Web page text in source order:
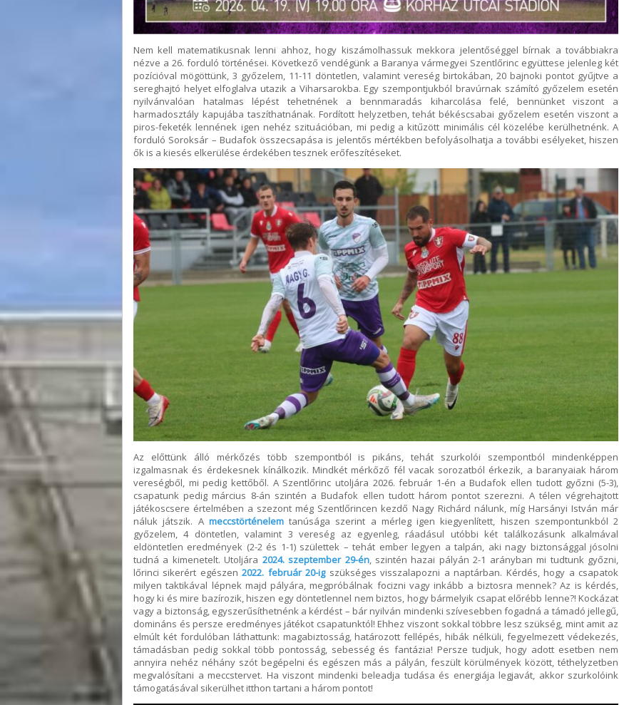
Nem kell matematikusnak lenni ahhoz, hogy kiszámolhassuk mekkora jelentőséggel bírnak a továbbiakra
nézve a 26. forduló történései. Következő vendégünk a Baranya vármegyei Szentlőrinc együttese jelenleg két
pozícióval mögöttünk, 3 győzelem, 11-11 döntetlen, valamint vereség birtokában, 20 bajnoki pontot gyűjtve a
sereghajtó helyet elfoglalva utazik a Viharsarokba. Egy szempontjukból bravúrnak számító győzelem esetén
nyilvánvalóan hatalmas lépést tehetnének a bennmaradás kiharcolása felé, bennünket viszont a
harmadosztály kapujába taszíthatnának. Fordított helyzetben, tehát békéscsabai győzelem esetén viszont a
piros-feketék lennének igen nehéz szituációban, mi pedig a kitűzött minimális cél közelébe kerülhetnénk. A
forduló Soroksár – Budafok összecsapása is jelentős mértékben befolyásolhatja a további esélyeket, hiszen
ők is a kiesés elkerülése érdekében tesznek erőfeszítéseket.
Az előttünk álló mérkőzés több szempontból is pikáns, tehát szurkolói szempontból mindenképpen
izgalmasnak és érdekesnek kínálkozik. Mindkét mérkőző fél vacak sorozatból érkezik, a baranyaiak három
vereségből, mi pedig kettőből. A Szentlőrinc utoljára 2026. február 1-én a Budafok ellen tudott győzni (5-3),
csapatunk pedig március 8-án szintén a Budafok ellen tudott három pontot szerezni. A télen végrehajtott
játékoscsere értelmében a szezont még Szentlőrincen kezdő Nagy Richárd nálunk, míg Harsányi István már
náluk játszik. A meccstörténelemtanúsága szerint a mérleg igen kiegyenlített, hiszen szempontunkból 2
győzelem, 4 döntetlen, valamint 3 vereség az egyenleg, ráadásul utóbbi két találkozásunk alkalmával
eldöntetlen eredmények (2-2 és 1-1) születtek – tehát ember legyen a talpán, aki nagy biztonsággal jósolni
tudná a kimenetelt. Utoljára 2024. szeptember 29-én, szintén hazai pályán 2-1 arányban mi tudtunk győzni,
lőrinci sikerért egészen2022. február 20-igszükséges visszalapozni a naptárban. Kérdés, hogy a csapatok
milyen taktikával lépnek majd pályára, megpróbálnak focizni vagy inkább a biztosra mennek? Az is kérdés,
hogy ki és mire bazírozik, hiszen egy döntetlennel nem biztos, hogy bármelyik csapat előrébb lenne?! Kockázat
vagy a biztonság, egyszerűsíthetnénk a kérdést – bár nyilván mindenki szívesebben fogadná a támadó jellegű,
domináns és persze eredményes játékot csapatunktól! Ehhez viszont sokkal többre lesz szükség, mint amit az
elmúlt két fordulóban láthattunk: magabiztosság, határozott fellépés, hibák nélküli, fegyelmezett védekezés,
támadásban pedig sokkal több pontosság, sebesség és fantázia! Persze tudjuk, hogy adott esetben nem
annyira nehéz néhány szót begépelni és egészen más a pályán, feszült körülmények között, téthelyzetben
megvalósítani a meccstervet. Ha viszont mindenki beleadja tudása és energiája legjavát, akkor szurkolóink
támogatásával sikerülhet itthon tartani a három pontot!